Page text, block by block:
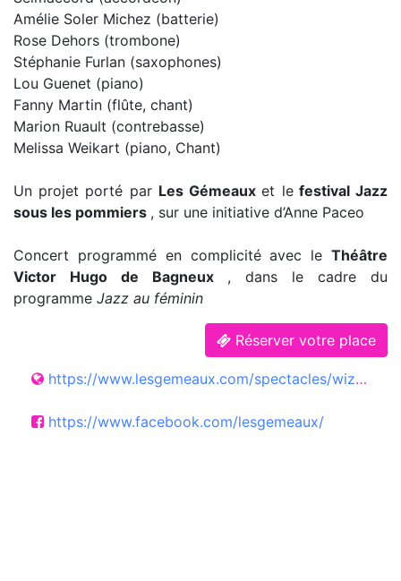
Amélie Soler Michez (batterie)
Rose Dehors (trombone)
Stéphanie Furlan (saxophones)
Lou Guenet (piano)
Fanny Martin (flûte, chant)
Marion Ruault (contrebasse)
Melissa Weikart (piano, Chant)
Un projet porté par Les Gémeauxet lefestival Jazz
sous les pommiers , sur une initiative d’Anne Paceo
Concert programmé en complicité avec le Théâtre
Victor Hugo de Bagneux , dans le cadre du
programme Jazz au féminin
Réserver votre place
https://www.lesgemeaux.com/spectacles/wizz-women-in-jazz-2/
https://www.facebook.com/lesgemeaux/